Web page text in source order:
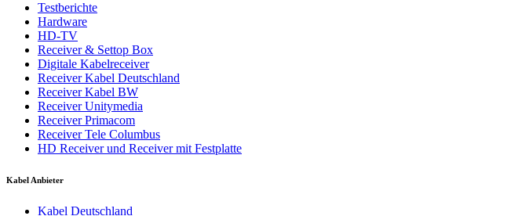
Testberichte
Hardware
HD-TV
Receiver & Settop Box
Digitale Kabelreceiver
Receiver Kabel Deutschland
Receiver Kabel BW
Receiver Unitymedia
Receiver Primacom
Receiver Tele Columbus
HD Receiver und Receiver mit Festplatte
Kabel Anbieter
Kabel Deutschland